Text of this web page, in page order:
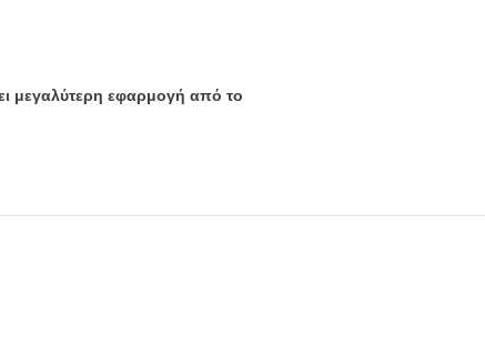
μεγαλύτερη εφαρμογή από το